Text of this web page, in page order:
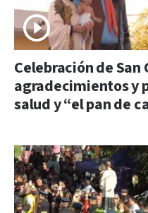
Celebración de San
agradecimientos y
salud y “el pan de